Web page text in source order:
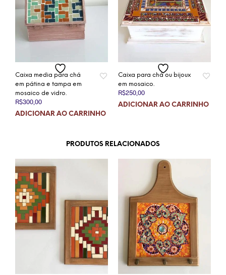
Caixa media para chá
em pátina e tampa em
mosaico de vidro.
R$300,00
ADICIONAR AO CARRINHO
Caixa para chá ou bijoux
em mosaico.
R$250,00
ADICIONAR AO CARRINHO
PRODUTOS RELACIONADOS